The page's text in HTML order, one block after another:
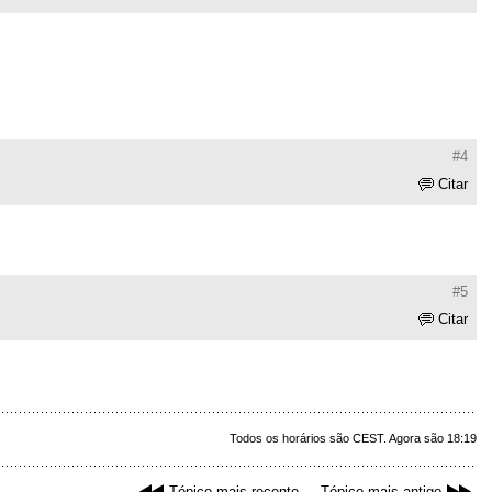
#4
Citar
#5
Citar
Todos os horários são CEST. Agora são 18:19